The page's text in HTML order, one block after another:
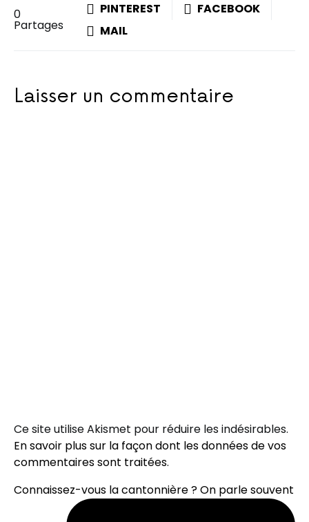
0
Partages
PINTEREST
FACEBOOK
MAIL
Laisser un commentaire
Ce site utilise Akismet pour réduire les indésirables.
En savoir plus sur la façon dont les données de vos
commentaires sont traitées.
Connaissez-vous la cantonnière ? On parle souvent